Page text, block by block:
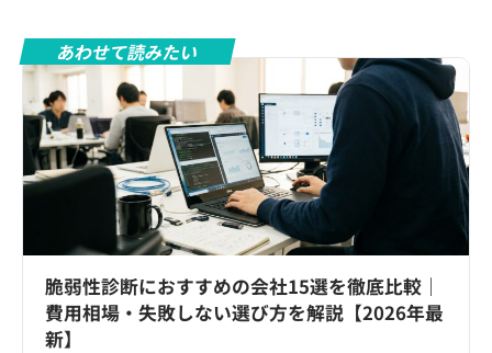
あわせて読みたい
脆弱性診断におすすめの会社15選を徹底比較｜
費用相場・失敗しない選び方を解説【2026年最
新】